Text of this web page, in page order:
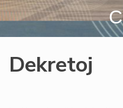
Dekretoj